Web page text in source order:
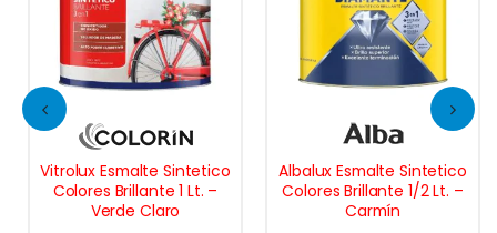
Vitrolux Esmalte Sintetico
Colores Brillante 1 Lt. –
Verde Claro
Albalux Esmalte Sintetico
Colores Brillante 1/2 Lt. –
Carmín